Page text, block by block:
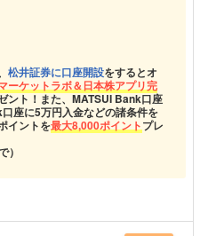
松井証券に口座開設をするとオ
ーケットラボ＆日本株アプリ完
ント！また、MATSUI Bank口座
座に5万円入金などの諸条件を
イントを最大8,000ポイントプレ
）